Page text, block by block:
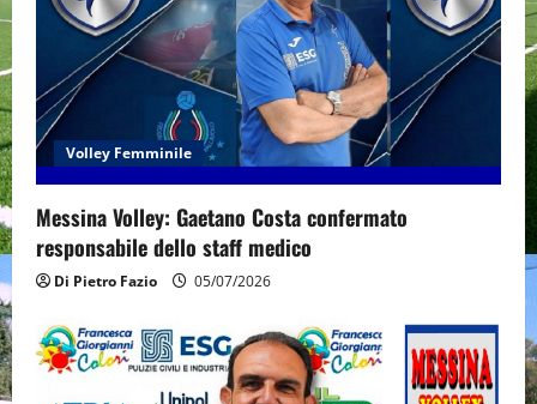
Volley Femminile
Messina Volley: Gaetano Costa confermato
responsabile dello staff medico
Di Pietro Fazio 05/07/2026